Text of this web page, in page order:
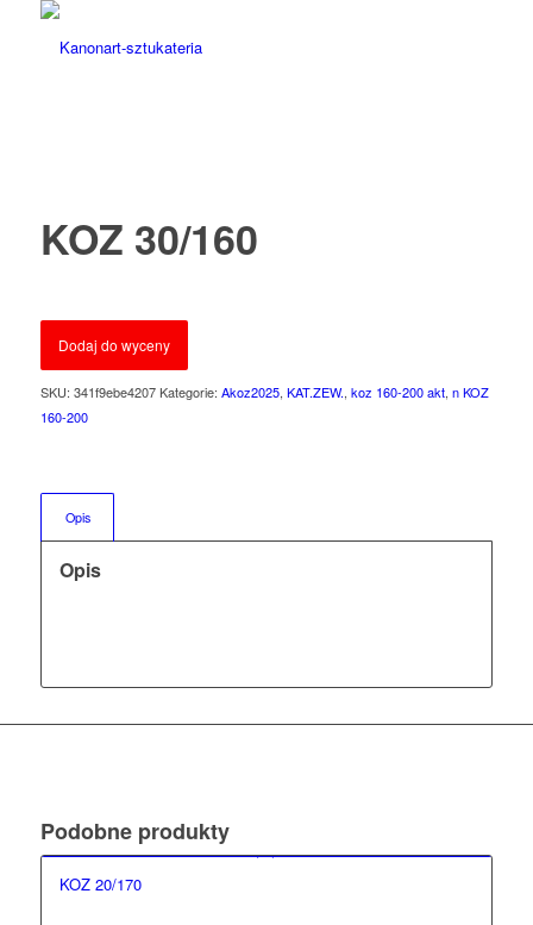
KOZ 30/160
Dodaj do wyceny
SKU: 341f9ebe4207 Kategorie: Akoz2025, KAT.ZEW., koz 160-200 akt, n KOZ
160-200
Opis
Opis
Podobne produkty
KOZ 20/170